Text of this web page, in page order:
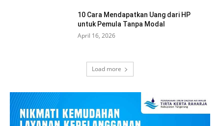
10 Cara Mendapatkan Uang dari HP
untuk Pemula Tanpa Modal
April 16, 2026
Load more